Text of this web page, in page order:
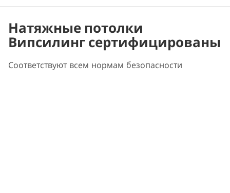
Натяжные потолки
Випсилинг сертифицированы
Соответствуют всем нормам безопасности